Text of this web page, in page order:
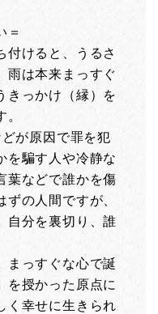
＝
付けると、うるさ
雨は本来まっすぐ
きっかけ（縁）を
が原因で罪を犯
を騙す人や冷静な
葉などで誰かを傷
の人間ですが、
自分を裏切り、誰
まっすぐな心で誕
を授かった原点に
く幸せに生きられ